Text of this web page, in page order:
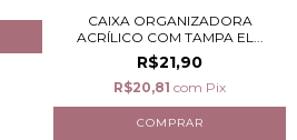
CAIXA ORGANIZADORA
ACRÍLICO COM TAMPA EL...
R$21,90
R$20,81 com Pix